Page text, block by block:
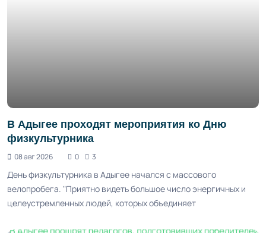
В Адыгее проходят мероприятия ко Дню
физкультурника
08 авг 2026 0 3
День физкультурника в Адыгее начался с массового
велопробега. "Приятно видеть большое число энергичных и
целеустремленных людей, которых объединяет